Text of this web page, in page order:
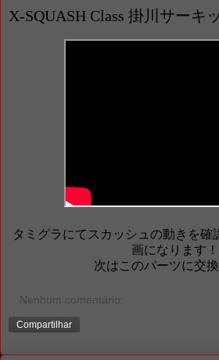
X-SQUASH Class 掛川サーキ
タミグラにてスカッシュの動きを確
画になります！
次はこのパーツに交換
Nenhum comentário:
Compartilhar